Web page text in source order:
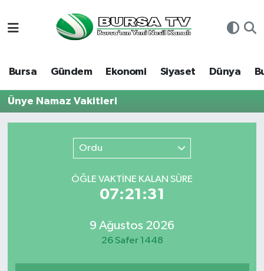
Bursa Gündem Ekonomi Siyaset Dünya
Ünye Namaz Vakitleri
Ordu
ÖĞLE VAKTİNE KALAN SÜRE
07:21:31
9 Ağustos 2026
26 Safer 1448
Bursa
Dünya
Hava Durumu
Namaz Vakitleri
Tüm Manşetler
Son Dakika Haberleri